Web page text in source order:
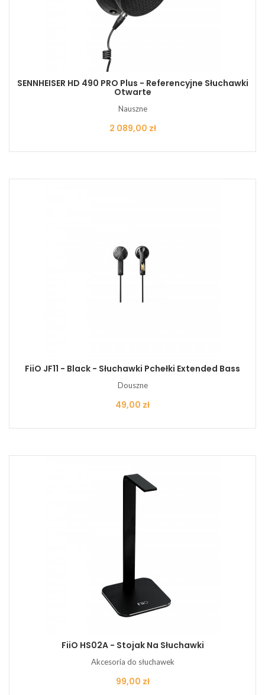
SENNHEISER HD 490 PRO Plus - Referencyjne Słuchawki
Otwarte
Nauszne
Cena
2 089,00 zł
FiiO JF11 - Black - Słuchawki Pchełki Extended Bass
Douszne
Cena
49,00 zł
FiiO HS02A - Stojak Na Słuchawki
Akcesoria do słuchawek
Cena
99,00 zł